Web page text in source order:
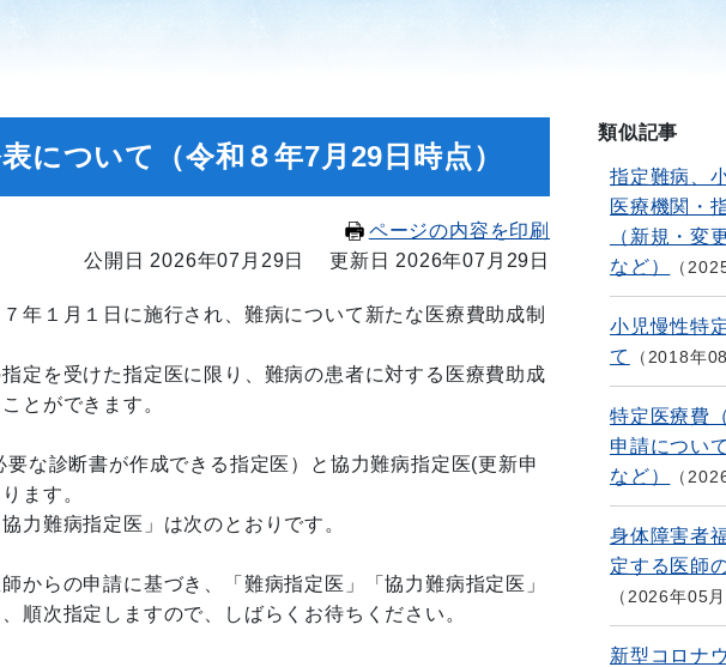
について（令和８年7月29日時点）
ページの内容を印刷
公開日 2026年07月29日
更新日 2026年07月29日
年１月１日に施行され、難病について新たな医療費助成制
定を受けた指定医に限り、難病の患者に対する医療費助成
とができます。
な診断書が作成できる指定医）と協力難病指定医(更新申
ます。
力難病指定医」は次のとおりです。
らの申請に基づき、「難病指定医」「協力難病指定医」
順次指定しますので、しばらくお待ちください。
類似記事
指定難病、
医療機関・
（新規・変
など）
小児慢性特
て
2018年
特定医療費
申請につい
など）
身体障害者
定する医師
2026年05
新型コロナ